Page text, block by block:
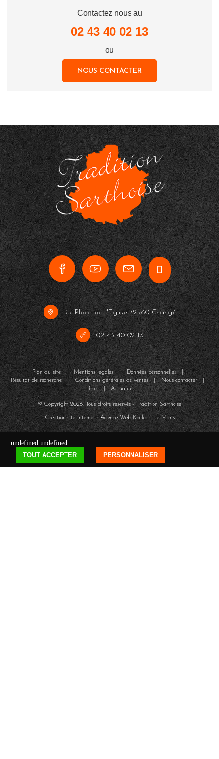
Contactez nous au
02 43 40 02 13
ou
NOUS CONTACTER
35 Place de l'Eglise 72560 Changé
02 43 40 02 13
Plan du site| Mentions légales| Données personnelles|
Résultat de recherche| Conditions générales de ventes | Nous contacter|
Blog| Actualité
© Copyright2026. Tous droits réservés - Tradition Sarthoise
Création site internet : Agence WebKocka- Le Mans
undefined undefined
TOUT ACCEPTER
PERSONNALISER